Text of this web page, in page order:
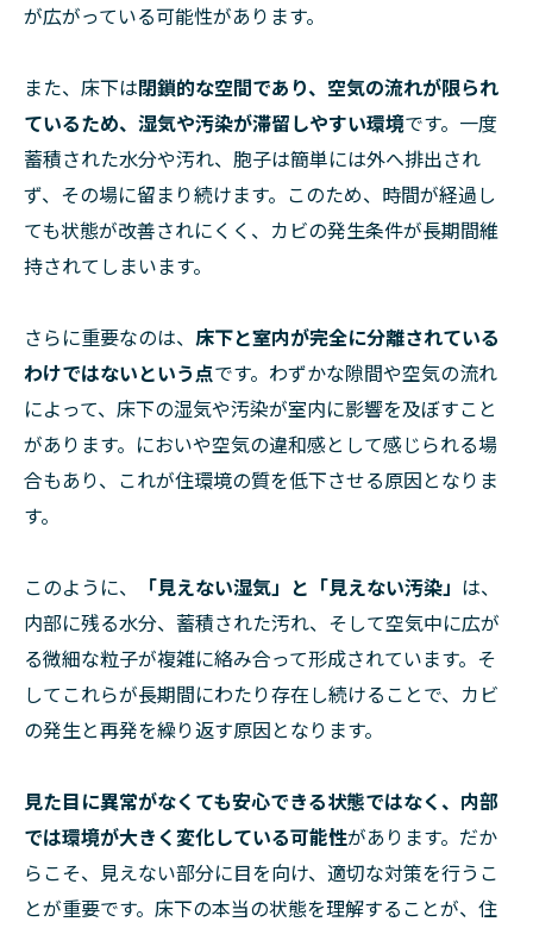
が広がっている可能性があります。
また、床下は閉鎖的な空間であり、空気の流れが限られ
ているため、湿気や汚染が滞留しやすい環境です。一度
蓄積された水分や汚れ、胞子は簡単には外へ排出され
ず、その場に留まり続けます。このため、時間が経過し
ても状態が改善されにくく、カビの発生条件が長期間維
持されてしまいます。
さらに重要なのは、 床下と室内が完全に分離されている
わけではないという点です。わずかな隙間や空気の流れ
によって、床下の湿気や汚染が室内に影響を及ぼすこと
があります。においや空気の違和感として感じられる場
合もあり、これが住環境の質を低下させる原因となりま
す。
このように、 「見えない湿気」と「見えない汚染」 は、
内部に残る水分、蓄積された汚れ、そして空気中に広が
る微細な粒子が複雑に絡み合って形成されています。そ
してこれらが長期間にわたり存在し続けることで、カビ
の発生と再発を繰り返す原因となります。
見た目に異常がなくても安心できる状態ではなく、内部
では環境が大きく変化している可能性があります。だか
らこそ、見えない部分に目を向け、適切な対策を行うこ
とが重要です。床下の本当の状態を理解することが、住